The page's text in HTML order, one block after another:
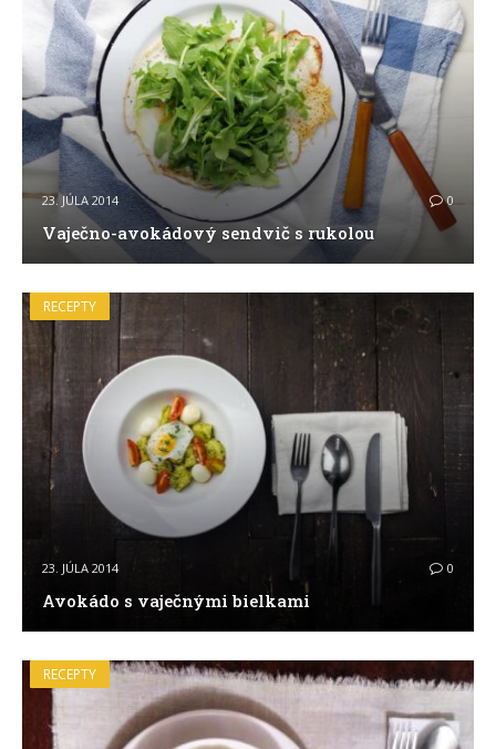
23. JÚLA 2014 0
Vaječno-avokádový sendvič s rukolou
RECEPTY
23. JÚLA 2014 0
Avokádo s vaječnými bielkami
RECEPTY